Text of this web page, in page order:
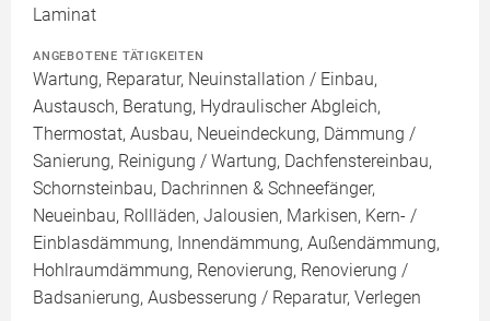
Laminat
ANGEBOTENE TÄTIGKEITEN
Wartung, Reparatur, Neuinstallation / Einbau,
Austausch, Beratung, Hydraulischer Abgleich,
Thermostat, Ausbau, Neueindeckung, Dämmung /
Sanierung, Reinigung / Wartung, Dachfenstereinbau,
Schornsteinbau, Dachrinnen & Schneefänger,
Neueinbau, Rollläden, Jalousien, Markisen, Kern- /
Einblasdämmung, Innendämmung, Außendämmung,
Hohlraumdämmung, Renovierung, Renovierung /
Badsanierung, Ausbesserung / Reparatur, Verlegen